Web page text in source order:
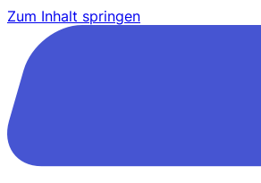
Zum Inhalt springen